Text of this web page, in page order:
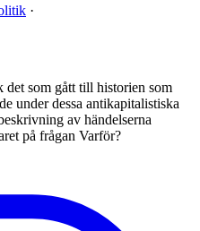
·
det som gått till historien som
under dessa antikapitalistiska
av händelserna
på frågan Varför?